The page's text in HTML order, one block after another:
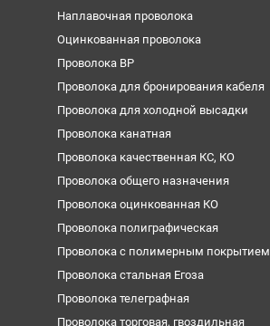
Наплавочная проволока
Оцинкованная проволока
Проволока ВР
Проволока для бронирования кабеля
Проволока для холодной высадки
Проволока канатная
Проволока качественная КС, КО
Проволока общего назначения
Проволока оцинкованная КО
Проволока полиграфическая
Проволока с полимерным покрытием
Проволока стальная Егоза
Проволока телеграфная
Проволока торговая, гвоздильная